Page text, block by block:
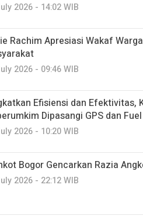
2026 - 14:02 WIB
Rachim Apresiasi Wakaf
2026 - 09:46 WIB
Efisiensi dan Efektivitas,
Dipasangi GPS dan
2026 - 10:20 WIB
Bogor Gencarkan Razia
2026 - 22:12 WIB